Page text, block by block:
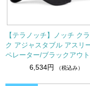
【テラノッチ】ノッチ ク
ク アジャスタブル アスリ
ペレーター/ブラックアウト
6,534円
（税込み）